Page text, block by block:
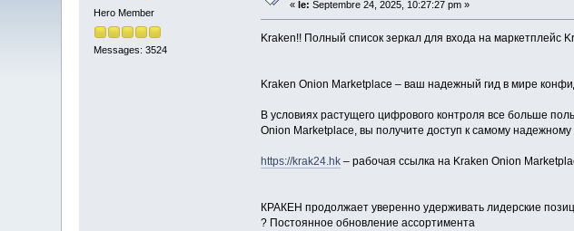
Hero Member
Messages: 3524
« le: Septembre 24, 2025, 10:27:27 pm »
Kraken!! Полный список зеркал для входа на маркетплейс
Kraken Onion Marketplace – ваш надежный гид в мире
В условиях растущего цифрового контроля все больше
Onion Marketplace, вы получите доступ к самому
https://krak24.hk– рабочая ссылка на Kraken Onion
КРАКЕН продолжает уверенно удерживать лидерские
? Постоянное обновление ассортимента